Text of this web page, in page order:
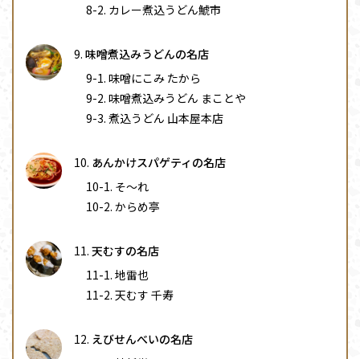
カレー煮込うどん鯱市
味噌煮込みうどんの名店
味噌にこみ たから
味噌煮込みうどん まことや
煮込うどん 山本屋本店
あんかけスパゲティの名店
そ〜れ
からめ亭
天むすの名店
地雷也
天むす 千寿
えびせんべいの名店